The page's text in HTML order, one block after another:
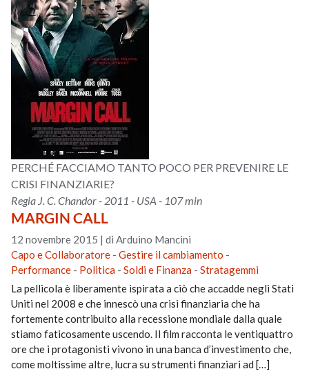
PERCHÉ FACCIAMO TANTO POCO PER PREVENIRE LE
CRISI FINANZIARIE?
Regia J. C. Chandor - 2011 - USA - 107 min
MARGIN CALL
12 novembre 2015 |di Arduino Mancini
Capo e Collaboratore -Gestire il cambiamento -
Performance - Politica -Soldi e Finanza -Stratagemmi
La pellicola è liberamente ispirata a ciò che accadde negli Stati
Uniti nel 2008 e che innescò una crisi finanziaria che ha
fortemente contribuito alla recessione mondiale dalla quale
stiamo faticosamente uscendo. Il film racconta le ventiquattro
ore che i protagonisti vivono in una banca d’investimento che,
come moltissime altre, lucra su strumenti finanziari ad […]